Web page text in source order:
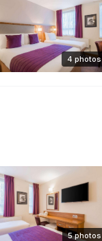
4 photos
5 photos